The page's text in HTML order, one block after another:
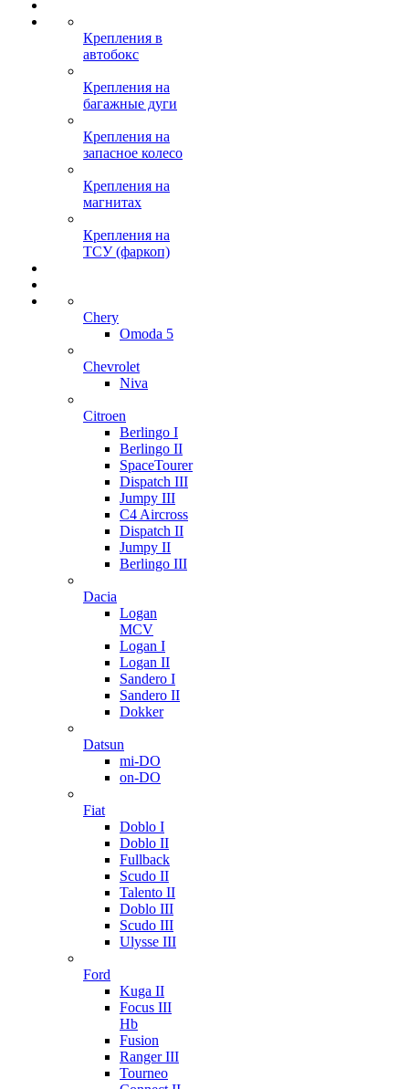
Крепления в
автобокс
Крепления на
багажные дуги
Крепления на
запасное колесо
Крепления на
магнитах
Крепления на
ТСУ (фаркоп)
Chery
Omoda 5
Chevrolet
Niva
Citroen
Berlingo I
Berlingo II
SpaceTourer
Dispatch III
Jumpy III
C4 Aircross
Dispatch II
Jumpy II
Berlingo III
Dacia
Logan
MCV
Logan I
Logan II
Sandero I
Sandero II
Dokker
Datsun
mi-DO
on-DO
Fiat
Doblo I
Doblo II
Fullback
Scudo II
Talento II
Doblo III
Scudo III
Ulysse III
Ford
Kuga II
Focus III
Hb
Fusion
Ranger III
Tourneo